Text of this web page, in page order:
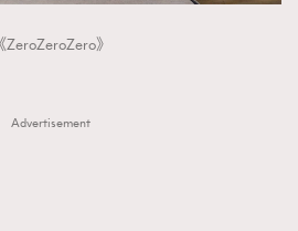
《ZeroZeroZero》
Advertisement